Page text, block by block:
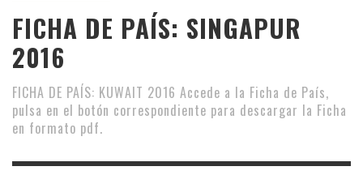
FICHA DE PAÍS: SINGAPUR
2016
FICHA DE PAÍS: KUWAIT 2016 Accede a la Ficha de País,
pulsa en el botón correspondiente para descargar la Ficha
en formato pdf.